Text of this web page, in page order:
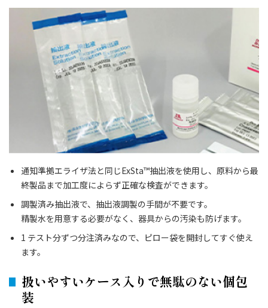
通知準拠エライザ法と同じExSta™抽出液を使用し、原料から最
終製品まで加工度によらず正確な検査ができます。
調製済み抽出液で、抽出液調製の手間が不要です。
精製水を用意する必要がなく、器具からの汚染も防げます。
1 テスト分ずつ分注済みなので、ピロー袋を開封してすぐ使え
ます。
扱いやすいケース入りで無駄のない個包
装